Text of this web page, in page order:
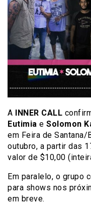
A INNER CALL
Eutimia e Solomon
em Feira de
outubro, a partir das
valor de $10,00
Em paralelo, o grupo
para shows nos
em breve.